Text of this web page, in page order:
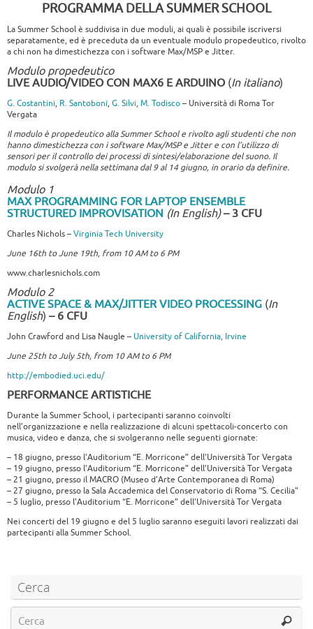
PROGRAMMA DELLA SUMMER SCHOOL
La Summer School è suddivisa in due moduli, ai quali è possibile iscriversi
separatamente, ed è preceduta da un eventuale modulo propedeutico, rivolto
a chi non ha dimestichezza con i software Max/MSP e Jitter.
Modulo propedeutico
LIVE AUDIO/VIDEO CON MAX6 E ARDUINO (In italiano)
G. Costantini, R. Santoboni, G. Silvi, M. Todisco– Università di Roma Tor
Vergata
Il modulo è propedeutico alla Summer School e rivolto agli studenti che non
hanno dimestichezza con i software Max/MSP e Jitter e con l’utilizzo di
sensori per il controllo dei processi di sintesi/elaborazione del suono. Il
modulo si svolgerà nella settimana dal 9 al 14 giugno, in orario da definire.
Modulo 1
MAX PROGRAMMING FOR LAPTOP ENSEMBLE
STRUCTURED IMPROVISATION (In English)– 3 CFU
Charles Nichols –Virginia Tech University
June 16th to June 19th, from 10 AM to 6 PM
www.charlesnichols.com
Modulo 2
ACTIVE SPACE & MAX/JITTER VIDEO PROCESSING (In
English) – 6 CFU
John Crawford and Lisa Naugle – University of California, Irvine
June 25th to July 5th, from 10 AM to 6 PM
http://embodied.uci.edu/
PERFORMANCE ARTISTICHE
Durante la Summer School, i partecipanti saranno coinvolti
nell’organizzazione e nella realizzazione di alcuni spettacoli-concerto con
musica, video e danza, che si svolgeranno nelle seguenti giornate:
– 18 giugno, presso l’Auditorium “E. Morricone” dell’Università Tor Vergata
– 19 giugno, presso l’Auditorium “E. Morricone” dell’Università Tor Vergata
– 21 giugno, presso il MACRO (Museo d’Arte Contemporanea di Roma)
– 27 giugno, presso la Sala Accademica del Conservatorio di Roma “S. Cecilia”
– 5 luglio, presso l’Auditorium “E. Morricone” dell’Università Tor Vergata
Nei concerti del 19 giugno e del 5 luglio saranno eseguiti lavori realizzati dai
partecipanti alla Summer School.
Cerca